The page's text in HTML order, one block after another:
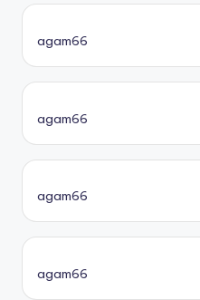
agam66
agam66
agam66
agam66